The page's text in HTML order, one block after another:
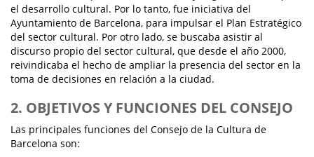
el desarrollo cultural. Por lo tanto, fue iniciativa del
Ayuntamiento de Barcelona, para impulsar el Plan Estratégico
del sector cultural. Por otro lado, se buscaba asistir al
discurso propio del sector cultural, que desde el año 2000,
reivindicaba el hecho de ampliar la presencia del sector en la
toma de decisiones en relación a la ciudad.
2. OBJETIVOS Y FUNCIONES DEL CONSEJO
Las principales funciones del Consejo de la Cultura de
Barcelona son: